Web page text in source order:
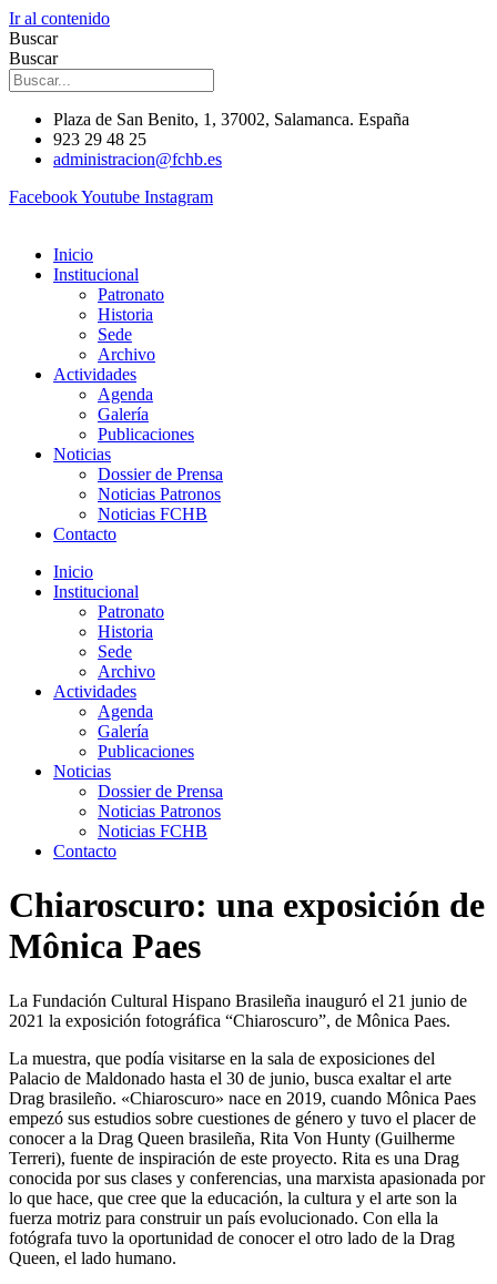
Ir al contenido
Buscar
Buscar
Plaza de San Benito, 1, 37002, Salamanca. España
923 29 48 25
administracion@fchb.es
FacebookYoutube Instagram
Inicio
Institucional
Patronato
Historia
Sede
Archivo
Actividades
Agenda
Galería
Publicaciones
Noticias
Dossier de Prensa
Noticias Patronos
Noticias FCHB
Contacto
Inicio
Institucional
Patronato
Historia
Sede
Archivo
Actividades
Agenda
Galería
Publicaciones
Noticias
Dossier de Prensa
Noticias Patronos
Noticias FCHB
Contacto
Chiaroscuro: una exposición de
Mônica Paes
La Fundación Cultural Hispano Brasileña inauguró el 21 junio de
2021 la exposición fotográfica “Chiaroscuro”, de Mônica Paes.
La muestra, que podía visitarse en la sala de exposiciones del
Palacio de Maldonado hasta el 30 de junio, busca exaltar el arte
Drag brasileño. «Chiaroscuro» nace en 2019, cuando Mônica Paes
empezó sus estudios sobre cuestiones de género y tuvo el placer de
conocer a la Drag Queen brasileña, Rita Von Hunty (Guilherme
Terreri), fuente de inspiración de este proyecto. Rita es una Drag
conocida por sus clases y conferencias, una marxista apasionada por
lo que hace, que cree que la educación, la cultura y el arte son la
fuerza motriz para construir un país evolucionado. Con ella la
fotógrafa tuvo la oportunidad de conocer el otro lado de la Drag
Queen, el lado humano.